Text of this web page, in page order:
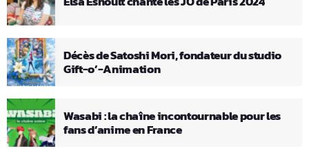
Décès de Satoshi Mori, fondateur du studio
Gift-o’-Animation
Wasabi : la chaîne incontournable pour les
fans d’anime en France